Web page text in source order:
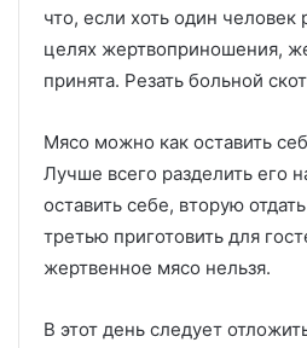
что, если хоть один человек
целях жертвоприношения,
принята. Резать больной
Мясо можно как оставить
Лучше всего разделить его
оставить себе, вторую
третью приготовить для
жертвенное мясо нельзя.
В этот день следует